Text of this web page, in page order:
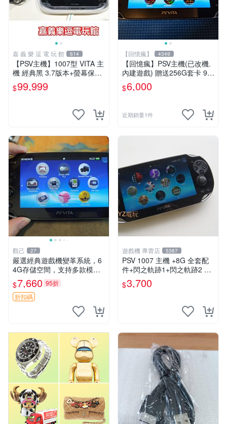
嘉 義 樂 逗 電 玩 館 614
【PSV主機】1007型 VITA 主
機 經典黑 3.7版本+螢幕保護
貼+主機收納包【9成新】✪中
古二手✪嘉義樂逗電玩館
$99,999
【回憶瘋】 4349
【回憶瘋】PSV主機(已改機.
內建遊戲) 贈送256G套卡 9成
新 遊戲機 PSVITA
$6,000
近期銷量1件
觀己 27
嚴選經典遊戲機變革系統，6
4G存儲空間，支持多款模擬
器享受懷舊樂趣 黑店版 PSV
游戲 模擬器
$7,660 95折
折扣碼
遊戲機 專賣店 5387
PSV 1007 主機 +8G 全套配
件+閃之軌跡1+閃之軌跡2 保
修一年 品質有保障
$3,700